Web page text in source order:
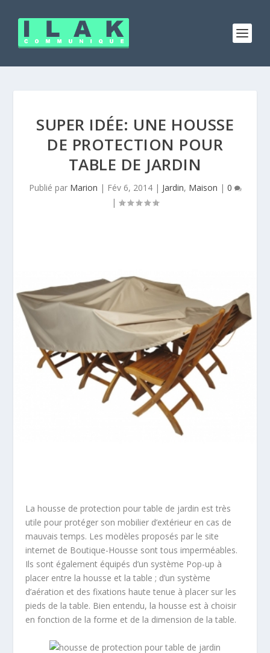
SUPER IDÉE: UNE HOUSSE
DE PROTECTION POUR
TABLE DE JARDIN
Publié par Marion | Fév 6, 2014| Jardin, Maison | 0
|
La housse de protection pour table de jardin est très
utile pour protéger son mobilier d’extérieur en cas de
mauvais temps. Les modèles proposés par le site
internet de Boutique-Housse sont tous imperméables.
Ils sont également équipés d’un système Pop-up à
placer entre la housse et la table ; d’un système
d’aération et des fixations haute tenue à placer sur les
pieds de la table. Bien entendu, la housse est à choisir
en fonction de la forme et de la dimension de la table.